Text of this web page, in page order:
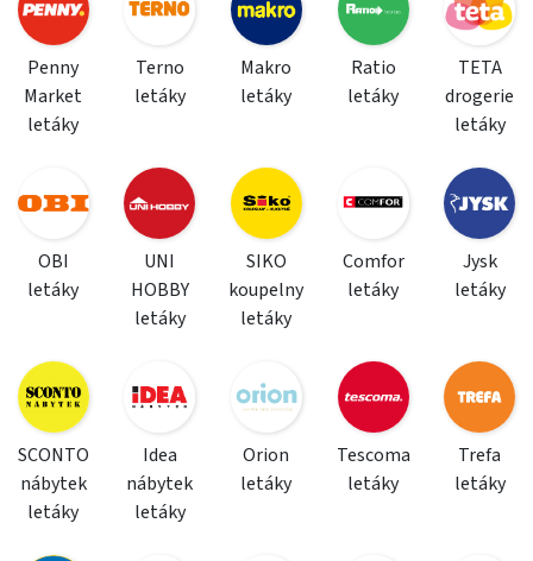
Penny
Market
letáky
Terno
letáky
Makro
letáky
Ratio
letáky
TETA
drogerie
letáky
OBI
letáky
UNI
HOBBY
letáky
SIKO
koupelny
letáky
Comfor
letáky
Jysk
letáky
SCONTO
nábytek
letáky
Idea
nábytek
letáky
Orion
letáky
Tescoma
letáky
Trefa
letáky